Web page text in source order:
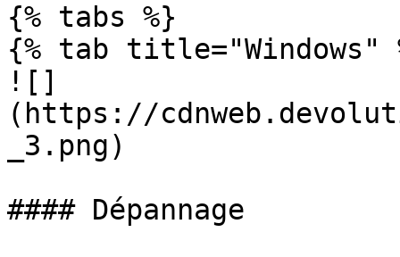
{% tabs %}
{% tab title="Windows"
![]
(https://
_3.png)
#### Dépannage